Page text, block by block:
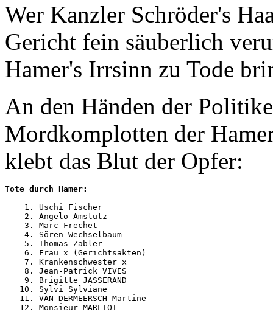
Wer Kanzler Schröder's
Gericht fein säuberlich
Hamer's Irrsinn zu Tode
An den Händen der
Mordkomplotten der
klebt das Blut der Opfer:
Tote durch Hamer:
    1. Uschi Fischer
    2. Angelo Amstutz
    3. Marc Frechet
    4. Sören Wechselbaum
    5. Thomas Zabler
    6. Frau x (Gerichtsakten)
    7. Krankenschwester x
    8. Jean-Patrick VIVES
    9. Brigitte JASSERAND
   10. Sylvi Sylviane
   11. VAN DERMEERSCH Martine
   12. Monsieur MARLIOT